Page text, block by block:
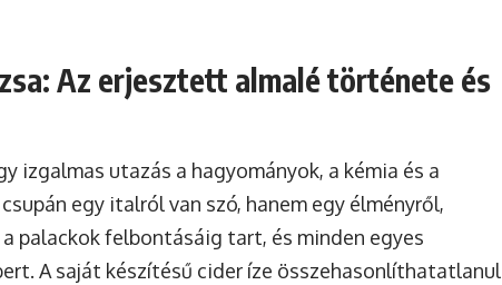
Az erjesztett almalé története és
izgalmas utazás a hagyományok, a kémia és a
egy italról van szó, hanem egy élményről,
palackok felbontásáig tart, és minden egyes
A saját készítésű cider íze összehasonlíthatatlanul